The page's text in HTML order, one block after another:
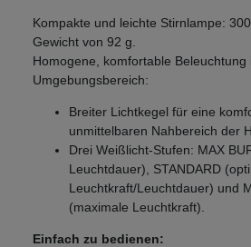
Kompakte und leichte Stirnlampe:
Gewicht von 92 g.
Homogene, komfortable Beleuchtung
Umgebungsbereich:
Breiter Lichtkegel für eine
unmittelbaren Nahbereich der
Drei Weißlicht-Stufen: MAX
Leuchtdauer), STANDARD
Leuchtkraft/Leuchtdauer) und
(maximale Leuchtkraft).
Einfach zu bedienen: